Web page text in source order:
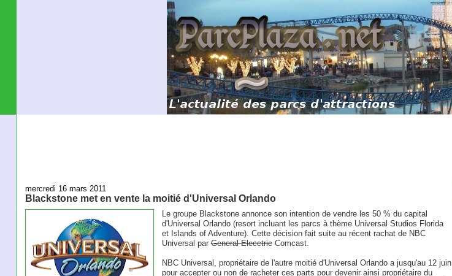
mercredi 16 mars 2011
Blackstone met en vente la moitié d'Universal Orlando
Le groupe Blackstone annonce son intention de vendre les 50 % du capital
d'Universal Orlando (resort incluant les parcs à thème Universal Studios Florida
et Islands of Adventure). Cette décision fait suite au récent rachat de NBC
Universal parGeneral ElecctricComcast.
NBC Universal, propriétaire de l'autre moitié d'Universal Orlando a jusqu'au 12 juin
pour accepter ou non de racheter ces parts pour devenir ainsi propriétaire du